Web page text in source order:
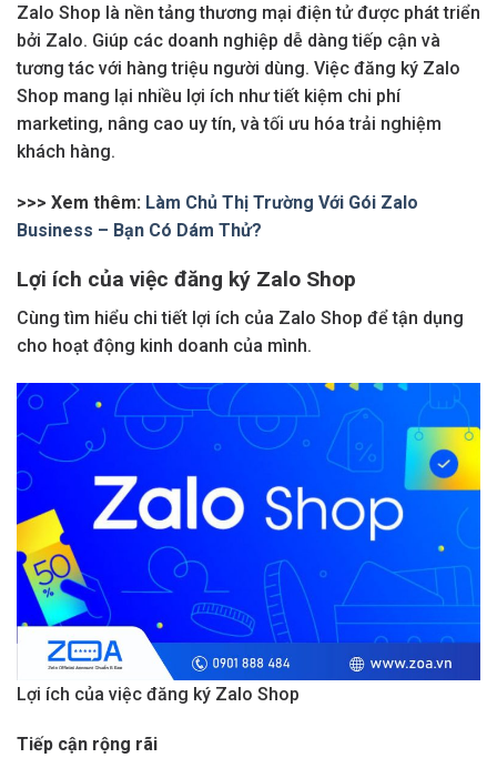
Zalo Shop là nền tảng thương mại điện tử được phát triển
bởi Zalo. Giúp các doanh nghiệp dễ dàng tiếp cận và
tương tác với hàng triệu người dùng. Việc đăng ký Zalo
Shop mang lại nhiều lợi ích như tiết kiệm chi phí
marketing, nâng cao uy tín, và tối ưu hóa trải nghiệm
khách hàng.
>>> Xem thêm: Làm Chủ Thị Trường Với Gói Zalo
Business – Bạn Có Dám Thử?
Lợi ích của việc đăng ký Zalo Shop
Cùng tìm hiểu chi tiết lợi ích của Zalo Shop để tận dụng
cho hoạt động kinh doanh của mình.
Lợi ích của việc đăng ký Zalo Shop
Tiếp cận rộng rãi